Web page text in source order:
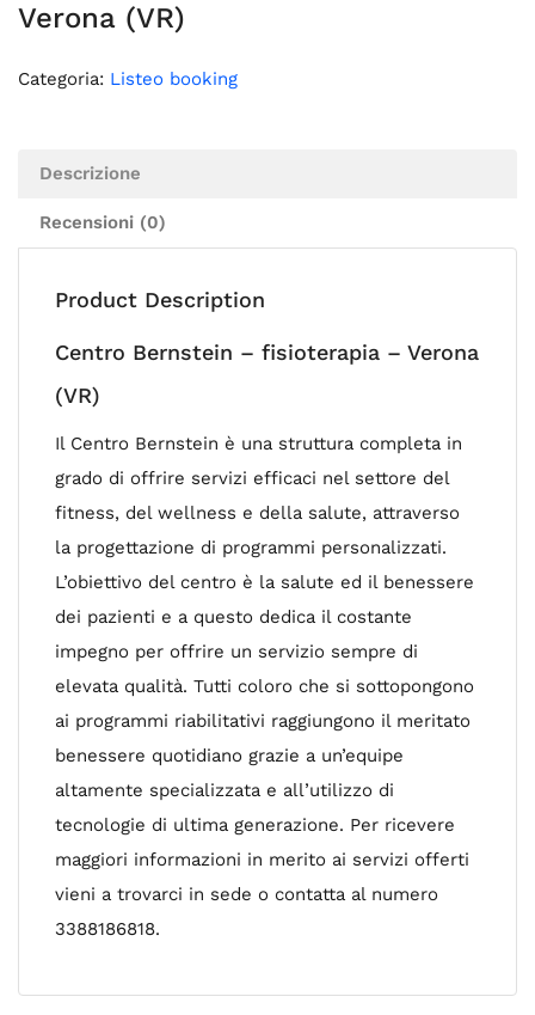
Verona (VR)
Categoria: Listeo booking
Descrizione
Recensioni (0)
Product Description
Centro Bernstein – fisioterapia – Verona
(VR)
Il Centro Bernstein è una struttura completa in
grado di offrire servizi efficaci nel settore del
fitness, del wellness e della salute, attraverso
la progettazione di programmi personalizzati.
L’obiettivo del centro è la salute ed il benessere
dei pazienti e a questo dedica il costante
impegno per offrire un servizio sempre di
elevata qualità. Tutti coloro che si sottopongono
ai programmi riabilitativi raggiungono il meritato
benessere quotidiano grazie a un’equipe
altamente specializzata e all’utilizzo di
tecnologie di ultima generazione. Per ricevere
maggiori informazioni in merito ai servizi offerti
vieni a trovarci in sede o contatta al numero
3388186818.